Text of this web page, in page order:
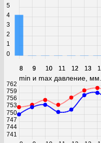
8 9 10 11 12 13
8 9 10 11 12 13
0
1
2
3
4
5
min и max давление,
741
744
747
750
753
756
759
762